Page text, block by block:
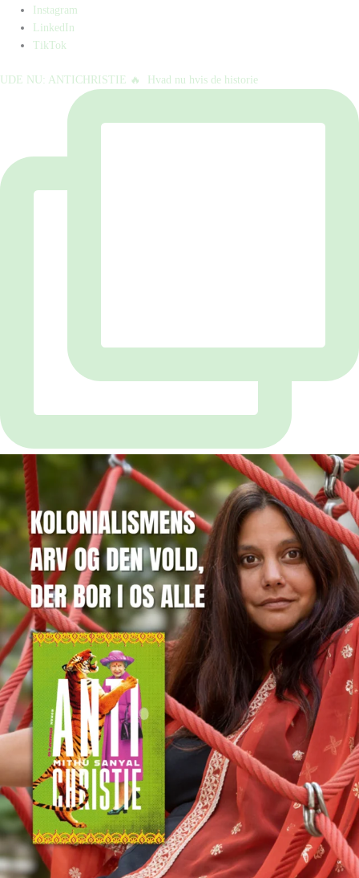
Instagram
LinkedIn
TikTok
UDE NU: ANTICHRISTIE 🔥⁠ ⁠ Hvad nu hvis de historie